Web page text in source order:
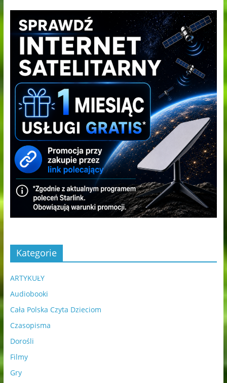
Kategorie
ARTYKUŁY
Audiobooki
Cała Polska Czyta Dzieciom
Czasopisma
Dorośli
Filmy
Gry